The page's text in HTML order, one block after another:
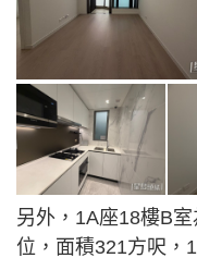
另外，1A座18樓B
位，面積321方呎，